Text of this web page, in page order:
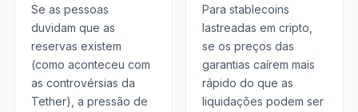
Se as pessoas
duvidam que as
reservas existem
(como aconteceu com
as controvérsias da
Tether), a pressão de
Para stablecoins
lastreadas em cripto,
se os preços das
garantias caírem mais
rápido do que as
liquidações podem ser